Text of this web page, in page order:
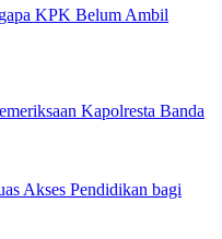
KPK Belum Ambil
Kapolresta Banda
Akses Pendidikan bagi